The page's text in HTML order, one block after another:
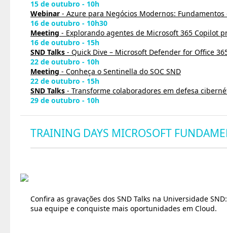
15 de outubro - 10h
Webinar - Azure para Negócios Modernos: Fundamentos
16 de outubro - 10h30
Meeting - Explorando agentes de Microsoft 365 Copilot
16 de outubro - 15h
SND Talks - Quick Dive – Microsoft Defender for Office
22 de outubro - 10h
Meeting - Conheça o Sentinella do SOC SND
22 de outubro - 15h
SND Talks - Transforme colaboradores em defesa
29 de outubro - 10h
TRAINING DAYS MICROSOFT
Confira as gravações dos SND Talks na Universidade
sua equipe e conquiste mais oportunidades em Cloud.